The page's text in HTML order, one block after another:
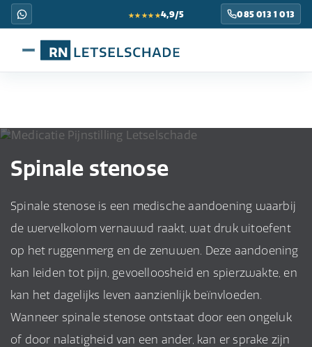
★★★★★4,9/5 085 013 1 013
Spinale stenose
Spinale stenose is een medische aandoening waarbij
de wervelkolom vernauwd raakt, wat druk uitoefent
op het ruggenmerg en de zenuwen. Deze aandoening
kan leiden tot pijn, gevoelloosheid en spierzwakte, en
kan het dagelijks leven aanzienlijk beïnvloeden.
Wanneer spinale stenose ontstaat door een ongeluk
of door nalatigheid van een ander, kan er sprake zijn